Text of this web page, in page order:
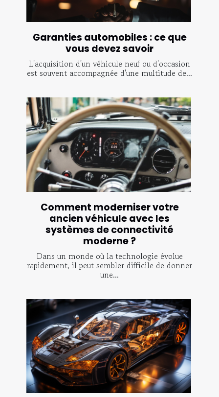
Garanties automobiles : ce que
vous devez savoir
L'acquisition d'un véhicule neuf ou d'occasion
est souvent accompagnée d'une multitude de...
Comment moderniser votre
ancien véhicule avec les
systèmes de connectivité
moderne ?
Dans un monde où la technologie évolue
rapidement, il peut sembler difficile de donner
une...